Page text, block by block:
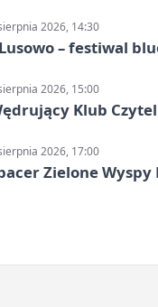
2026, 14:30
– festiwal
2026, 15:00
Klub
2026, 17:00
Zielone